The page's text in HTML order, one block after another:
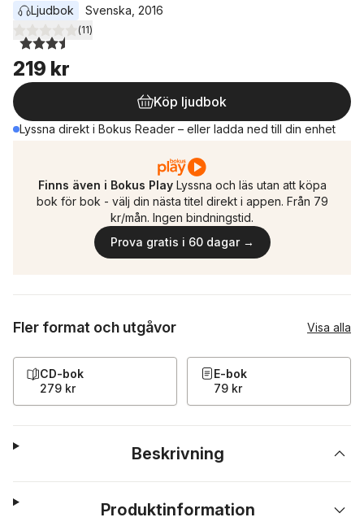
Ljudbok
Svenska 2016
3,5utav 5 stjärnor. Totalt antal röster:
(11)
219 kr
Köp ljudbok
Lyssna direkt i Bokus Reader – eller ladda ned till din enhet
Finns även i Bokus Play Lyssna och läs utan att köpa
bok för bok - välj din nästa titel direkt i appen. Från 79
kr/mån. Ingen bindningstid.
Prova gratis i 60 dagar →
Fler format och utgåvor Visa alla
CD-bok
279 kr
E-bok
79 kr
Beskrivning
Produktinformation